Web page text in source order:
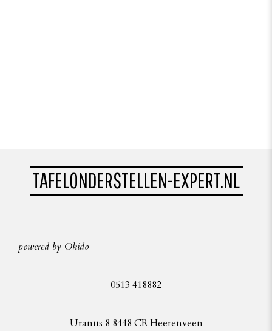
TAFELONDERSTELLEN-EXPERT.NL
powered by Okido
0513 418882
Uranus 8 8448 CR Heerenveen